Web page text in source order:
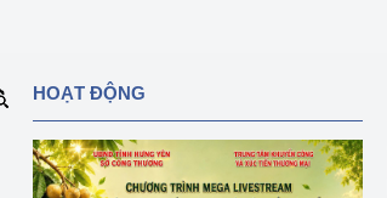
HOẠT ĐỘNG